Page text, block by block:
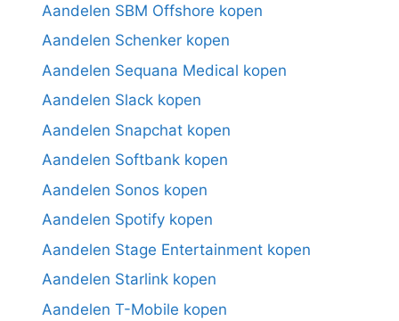
Aandelen SBM Offshore kopen
Aandelen Schenker kopen
Aandelen Sequana Medical kopen
Aandelen Slack kopen
Aandelen Snapchat kopen
Aandelen Softbank kopen
Aandelen Sonos kopen
Aandelen Spotify kopen
Aandelen Stage Entertainment kopen
Aandelen Starlink kopen
Aandelen T-Mobile kopen